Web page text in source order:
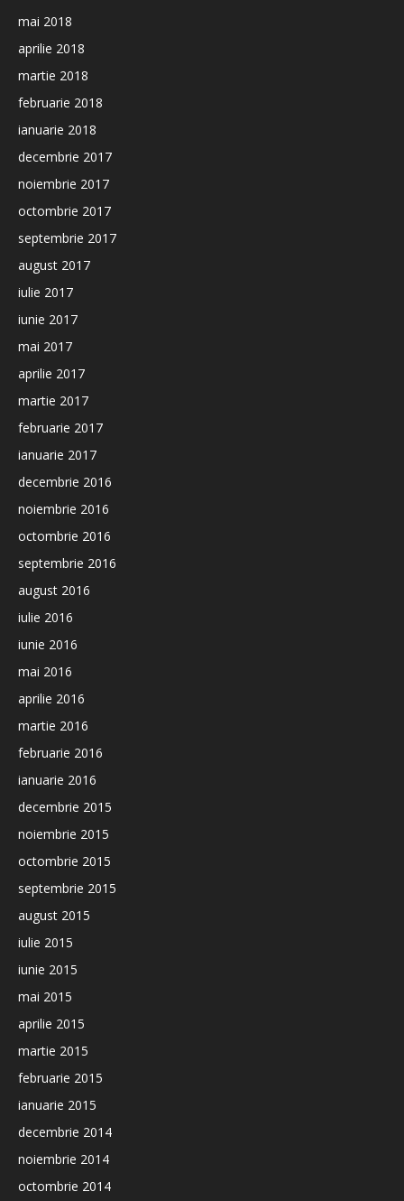
mai 2018
aprilie 2018
martie 2018
februarie 2018
ianuarie 2018
decembrie 2017
noiembrie 2017
octombrie 2017
septembrie 2017
august 2017
iulie 2017
iunie 2017
mai 2017
aprilie 2017
martie 2017
februarie 2017
ianuarie 2017
decembrie 2016
noiembrie 2016
octombrie 2016
septembrie 2016
august 2016
iulie 2016
iunie 2016
mai 2016
aprilie 2016
martie 2016
februarie 2016
ianuarie 2016
decembrie 2015
noiembrie 2015
octombrie 2015
septembrie 2015
august 2015
iulie 2015
iunie 2015
mai 2015
aprilie 2015
martie 2015
februarie 2015
ianuarie 2015
decembrie 2014
noiembrie 2014
octombrie 2014